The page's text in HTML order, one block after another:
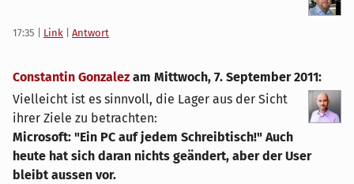
17:35 Link Antwort
Constantin Gonzalez am Mittwoch, 7. September 2011:
Vielleicht ist es sinnvoll, die Lager aus der Sicht
ihrer Ziele zu betrachten:
Microsoft: "Ein PC auf jedem Schreibtisch!" Auch
heute hat sich daran nichts geändert, aber der User
bleibt aussen vor.